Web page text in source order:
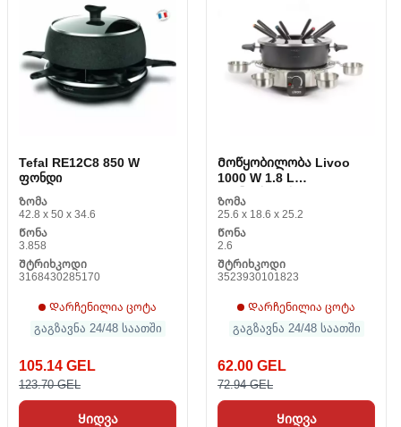
Tefal RE12C8 850 W
ფონდი
Ზომა
42.8 x 50 x 34.6
Წონა
3.858
Შტრიხკოდი
3168430285170
Დარჩენილია ცოტა
გაგზავნა 24/48 საათში
105.14 GEL
123.70 GEL
Ყიდვა
Მოწყობილობა Livoo
1000 W 1.8 L
ფონდისთვის
Ზომა
25.6 x 18.6 x 25.2
Წონა
2.6
Შტრიხკოდი
3523930101823
Დარჩენილია ცოტა
გაგზავნა 24/48 საათში
62.00 GEL
72.94 GEL
Ყიდვა